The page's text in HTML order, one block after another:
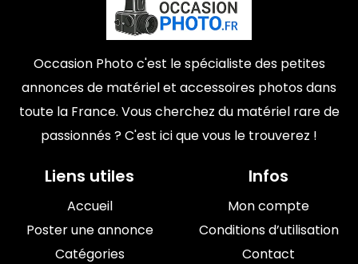
Occasion Photo c'est le spécialiste des petites
annonces de matériel et accessoires photos dans
toute la France. Vous cherchez du matériel rare de
passionnés ? C'est ici que vous le trouverez !
Liens utiles
Accueil
Poster une annonce
Catégories
Infos
Mon compte
Conditions d’utilisation
Contact